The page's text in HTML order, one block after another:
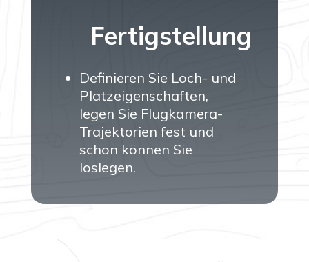
Fertigstellung
Definieren Sie Loch- und
Platzeigenschaften,
legen Sie Flugkamera-
Trajektorien fest und
schon können Sie
loslegen.